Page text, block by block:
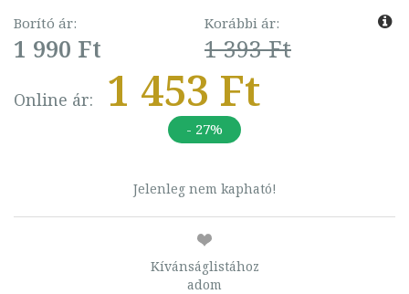
Borító ár:
1 990 Ft
Korábbi ár:
1 393 Ft
Online ár: 1 453 Ft
- 27%
Jelenleg nem kapható!
Kívánságlistához
adom